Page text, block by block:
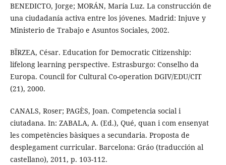
BENEDICTO, Jorge; MORÁN, María Luz. La construcción de
una ciudadanía activa entre los jóvenes. Madrid: Injuve y
Ministerio de Trabajo e Asuntos Sociales, 2002.
BÏRZEA, César. Education for Democratic Citizenship:
lifelong learning perspective. Estrasburgo: Conselho da
Europa. Council for Cultural Co-operation DGIV/EDU/CIT
(21), 2000.
CANALS, Roser; PAGÈS, Joan. Competencia social i
ciutadana. In: ZABALA, A. (Ed.), Qué, quan i com ensenyat
les competències bàsiques a secundaria. Proposta de
desplegament curricular. Barcelona: Gráo (traducción al
castellano), 2011, p. 103-112.